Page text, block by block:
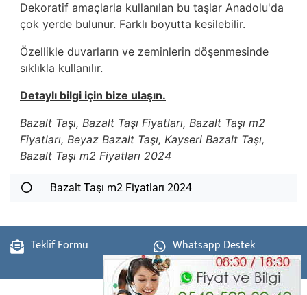
Dekoratif amaçlarla kullanılan bu taşlar Anadolu'da
çok yerde bulunur. Farklı boyutta kesilebilir.
Özellikle duvarların ve zeminlerin döşenmesinde
sıklıkla kullanılır.
Detaylı bilgi için bize ulaşın.
Bazalt Taşı, Bazalt Taşı Fiyatları, Bazalt Taşı m2
Fiyatları, Beyaz Bazalt Taşı, Kayseri Bazalt Taşı,
Bazalt Taşı m2 Fiyatları 2024
Bazalt Taşı m2 Fiyatları 2024
Teklif Formu Whatsapp Destek